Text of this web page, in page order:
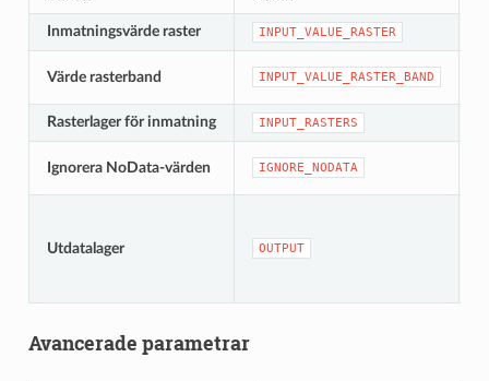
Inmatningsvärde raster INPUT_VALUE_RASTER
Värde rasterband INPUT_VALUE_RASTER_BAND
Rasterlager för inmatning INPUT_RASTERS
Ignorera NoData-värden IGNORE_NODATA
Utdatalager OUTPUT
Avancerade parametrar